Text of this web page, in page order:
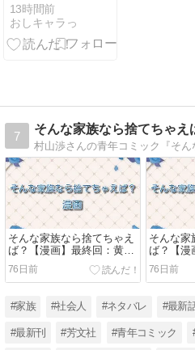
第17話ネット
の反応がこち
ら！
13時間前
おしキャラっ
7
そんな家族なら捨てちゃえ
ば？【漫画】最終回：黄色
いテープの呪縛はついに解
けた！？
76日前
そんな家
ば？【漫
の呪縛
族の行方
76日前
#家族 #社会人 #ネタバレ #最新
#最新刊 #芳文社 #青年コミック